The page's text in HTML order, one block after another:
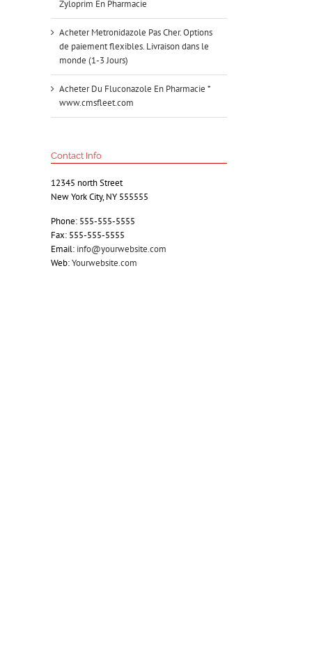
Zyloprim En Pharmacie
Acheter Metronidazole Pas Cher. Options
de paiement flexibles. Livraison dans le
monde (1-3 Jours)
Acheter Du Fluconazole En Pharmacie *
www.cmsfleet.com
Contact Info
12345 north Street
New York City, NY 555555
Phone: 555-555-5555
Fax: 555-555-5555
Email: info@yourwebsite.com
Web:Yourwebsite.com